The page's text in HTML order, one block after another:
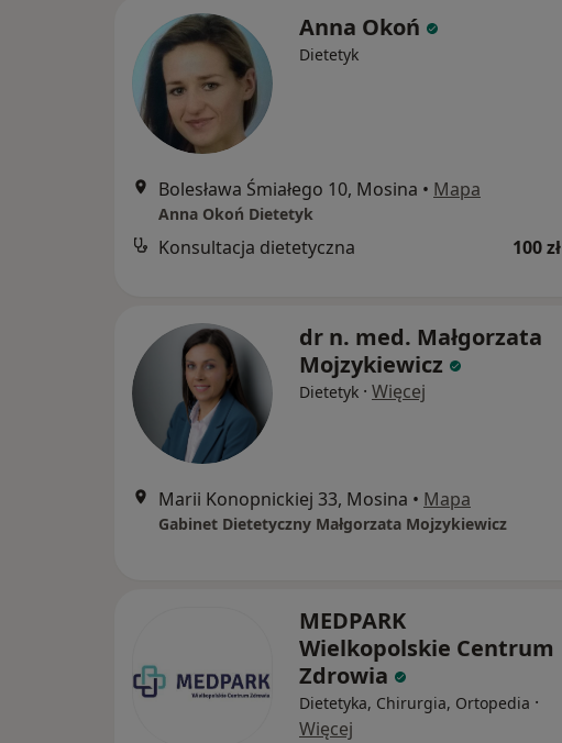
Anna Okoń
Dietetyk
Bolesława Śmiałego 10, Mosina • Mapa
Anna Okoń Dietetyk
Konsultacja dietetyczna 100 zł
dr n. med. Małgorzata
Mojzykiewicz
Dietetyk · Więcej
Marii Konopnickiej 33, Mosina • Mapa
Gabinet Dietetyczny Małgorzata Mojzykiewicz
MEDPARK
Wielkopolskie Centrum
Zdrowia
Dietetyka, Chirurgia, Ortopedia ·
Więcej